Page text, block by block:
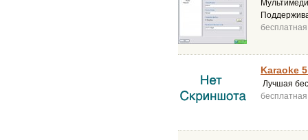
бесплатная
Karaoke
Лучшая
бесплатная